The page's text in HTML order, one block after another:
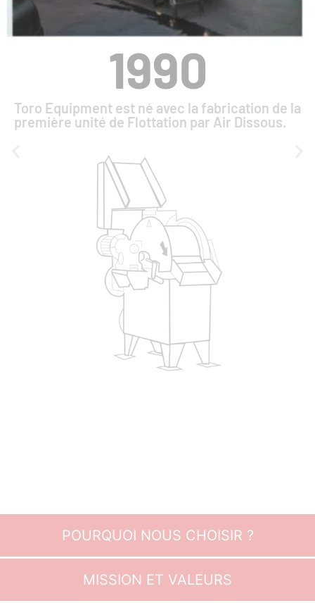
POURQUOI NOUS CHOISIR ?
MISSION ET VALEURS
1990
Toro Equipment est né avec la fabrication de la
première unité de Flottation par Air Dissous.